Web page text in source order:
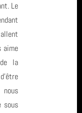
Le
aime
la
sous